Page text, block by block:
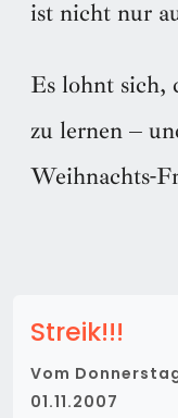
ist nicht nur
Es lohnt sich,
zu lernen –
Weihnachts-
Streik!!!
Vom
01.11.2007